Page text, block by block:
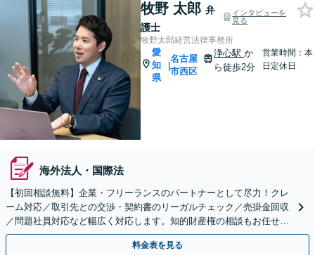
牧野 太郎 弁
護士
インタビューを
見る
牧野太郎経営法律事務所
愛
知
県
|
名古屋
市西区
浄心駅 か
ら徒歩2分
営業時間：本
日定休日
海外法人・国際法
【初回相談無料】企業・フリーランスのパートナーとして尽力！クレ
ーム対応／取引先との交渉・契約書のリーガルチェック／売掛金回収
／問題社員対応など幅広く対応します。知的財産権の相談もお任せ！
【顧問契約も受付中】【完全個室】【浄心駅2分】
料金表を見る